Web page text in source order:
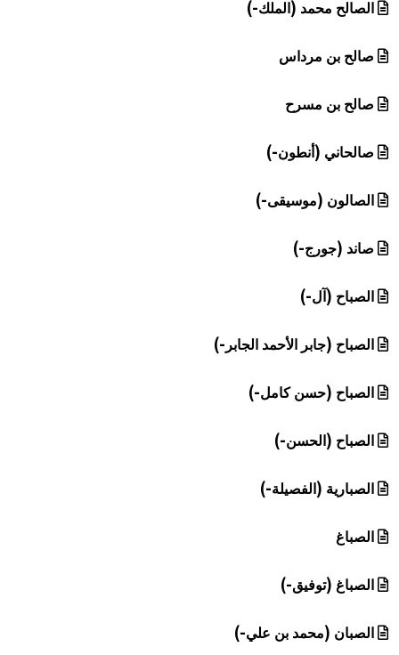
الصالح محمد (الملك-)
صالح بن مرداس
صالح بن مسرح
صالحاني (أنطون-)
الصالون (موسيقى-)
صاند (جورج-)
الصباح (آل-)
الصباح (جابر الأحمد الجابر-)
الصباح (حسن كامل-)
الصباح (الحسن-)
الصبارية (الفصيلة-)
الصباغ
الصباغ (توفيق-)
الصبان (محمد بن علي-)